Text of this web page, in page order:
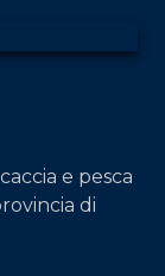
e pesca
di